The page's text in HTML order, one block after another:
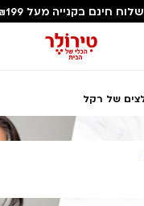
חינם בקנייה מעל ₪199
של רקל